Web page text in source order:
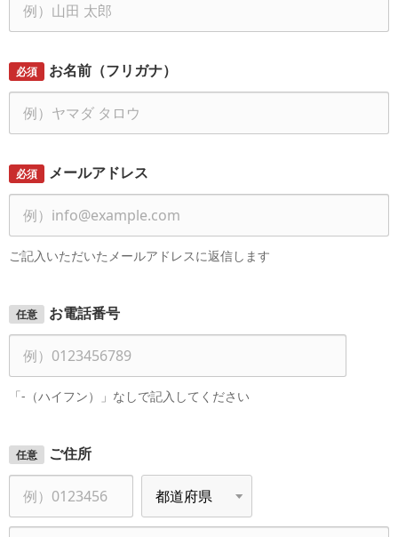
必須 お名前（フリガナ）
必須 メールアドレス
ご記入いただいたメールアドレスに返信します
任意 お電話番号
「-（ハイフン）」なしで記入してください
任意
ご住所